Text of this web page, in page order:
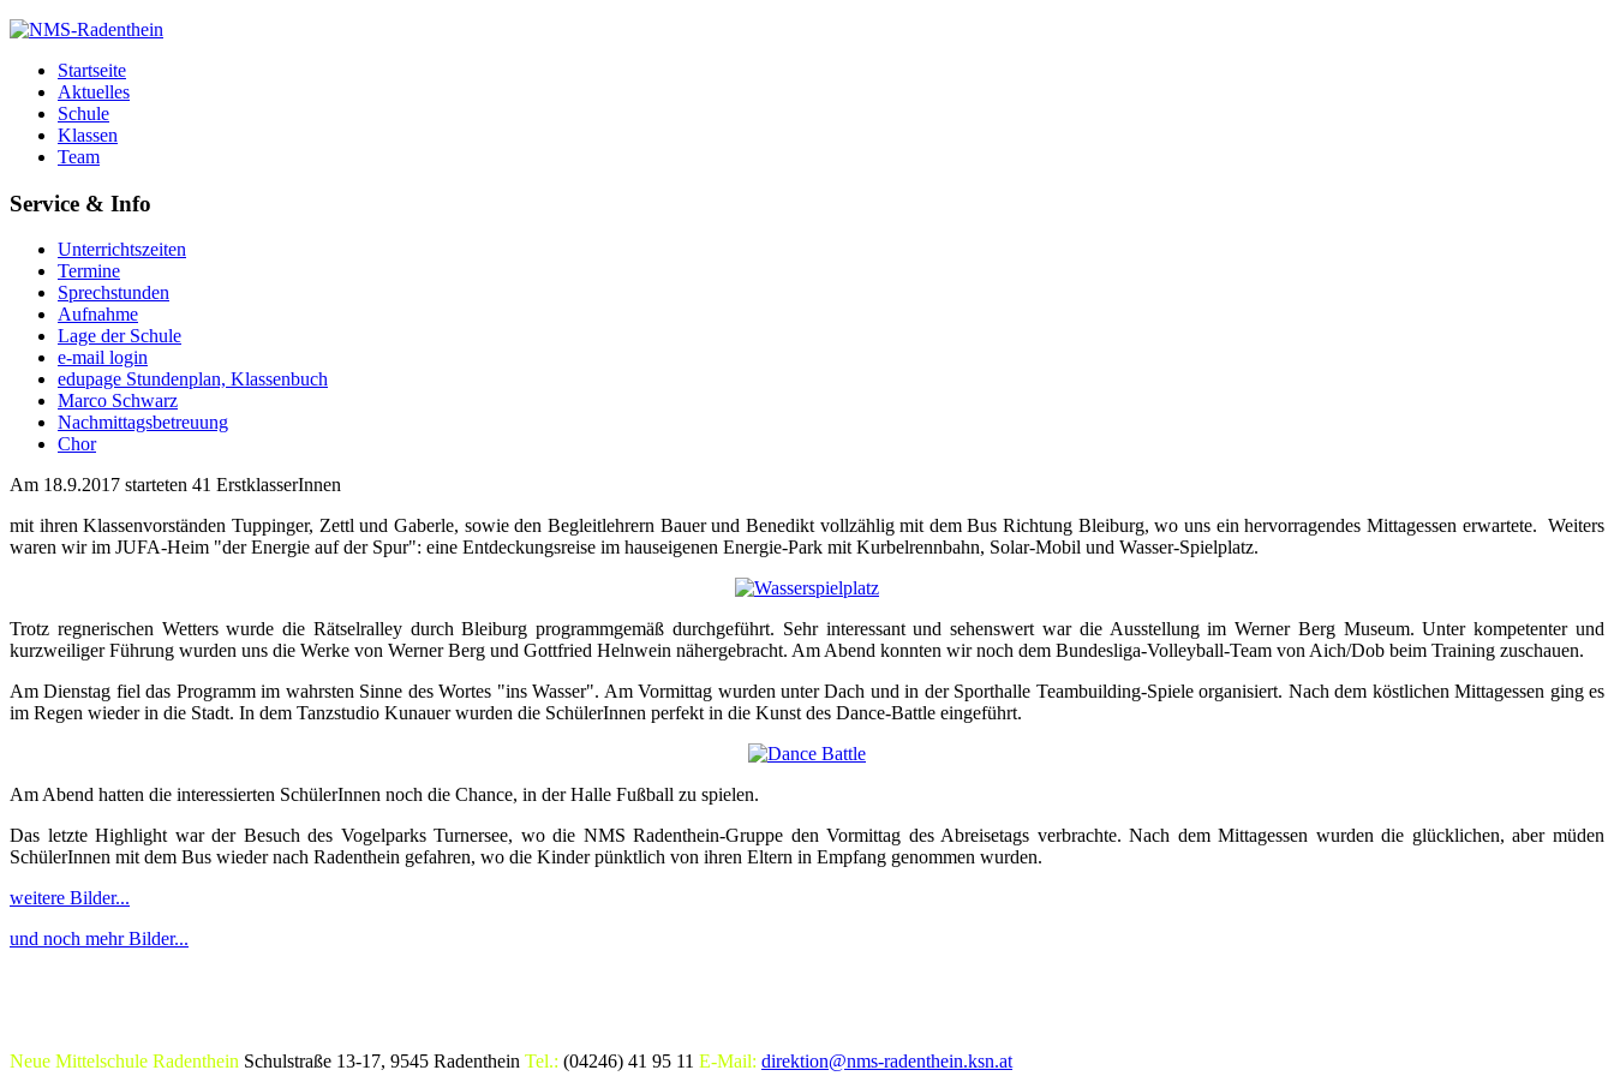
Startseite
Aktuelles
Schule
Klassen
Team
Service & Info
Unterrichtszeiten
Termine
Sprechstunden
Aufnahme
Lage der Schule
e-mail login
edupage Stundenplan, Klassenbuch
Marco Schwarz
Nachmittagsbetreuung
Chor
Am 18.9.2017 starteten 41 ErstklasserInnen
mit ihren Klassenvorständen Tuppinger, Zettl und Gaberle, sowie den Begleitlehrern Bauer und Benedikt vollzählig mit dem Bus Richtung Bleiburg, wo uns ein hervorragendes Mittagessen erwartete. Weiters
waren wir im JUFA-Heim "der Energie auf der Spur": eine Entdeckungsreise im hauseigenen Energie-Park mit Kurbelrennbahn, Solar-Mobil und Wasser-Spielplatz.
Trotz regnerischen Wetters wurde die Rätselralley durch Bleiburg programmgemäß durchgeführt. Sehr interessant und sehenswert war die Ausstellung im Werner Berg Museum. Unter kompetenter und
kurzweiliger Führung wurden uns die Werke von Werner Berg und Gottfried Helnwein nähergebracht. Am Abend konnten wir noch dem Bundesliga-Volleyball-Team von Aich/Dob beim Training zuschauen.
Am Dienstag fiel das Programm im wahrsten Sinne des Wortes "ins Wasser". Am Vormittag wurden unter Dach und in der Sporthalle Teambuilding-Spiele organisiert. Nach dem köstlichen Mittagessen ging es
im Regen wieder in die Stadt. In dem Tanzstudio Kunauer wurden die SchülerInnen perfekt in die Kunst des Dance-Battle eingeführt.
Am Abend hatten die interessierten SchülerInnen noch die Chance, in der Halle Fußball zu spielen.
Das letzte Highlight war der Besuch des Vogelparks Turnersee, wo die NMS Radenthein-Gruppe den Vormittag des Abreisetags verbrachte. Nach dem Mittagessen wurden die glücklichen, aber müden
SchülerInnen mit dem Bus wieder nach Radenthein gefahren, wo die Kinder pünktlich von ihren Eltern in Empfang genommen wurden.
weitere Bilder...
und noch mehr Bilder...
Neue Mittelschule Radenthein Schulstraße 13-17, 9545 Radenthein Tel.: (04246) 41 95 11 E-Mail: direktion@nms-radenthein.ksn.at